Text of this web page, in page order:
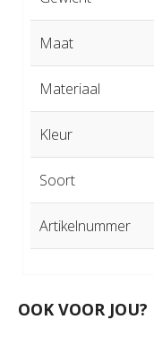
Maat
Materiaal
Kleur
Soort
Artikelnummer
OOK VOOR JOU?